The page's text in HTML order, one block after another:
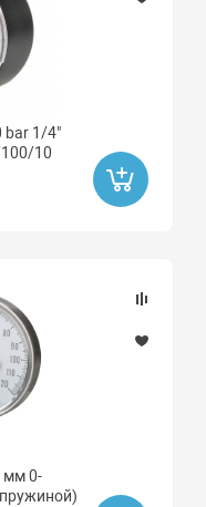
bar 1/4"
100/10
мм 0-